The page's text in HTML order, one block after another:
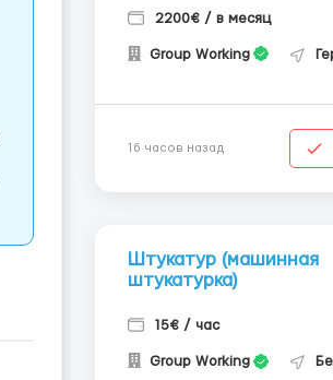
2200€ / в месяц
Group Working
16 часов назад
Штукатур (машинная
штукатурка)
15€ / час
Group Working